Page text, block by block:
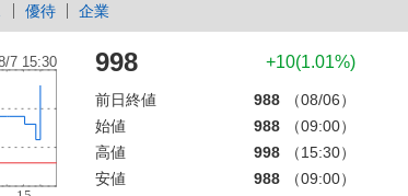
優待 企業
998 +10(1.01%)
前日終値 988
（08/06）
始値
988
（09:00）
高値
998
（15:30）
安値
988 （09:00）